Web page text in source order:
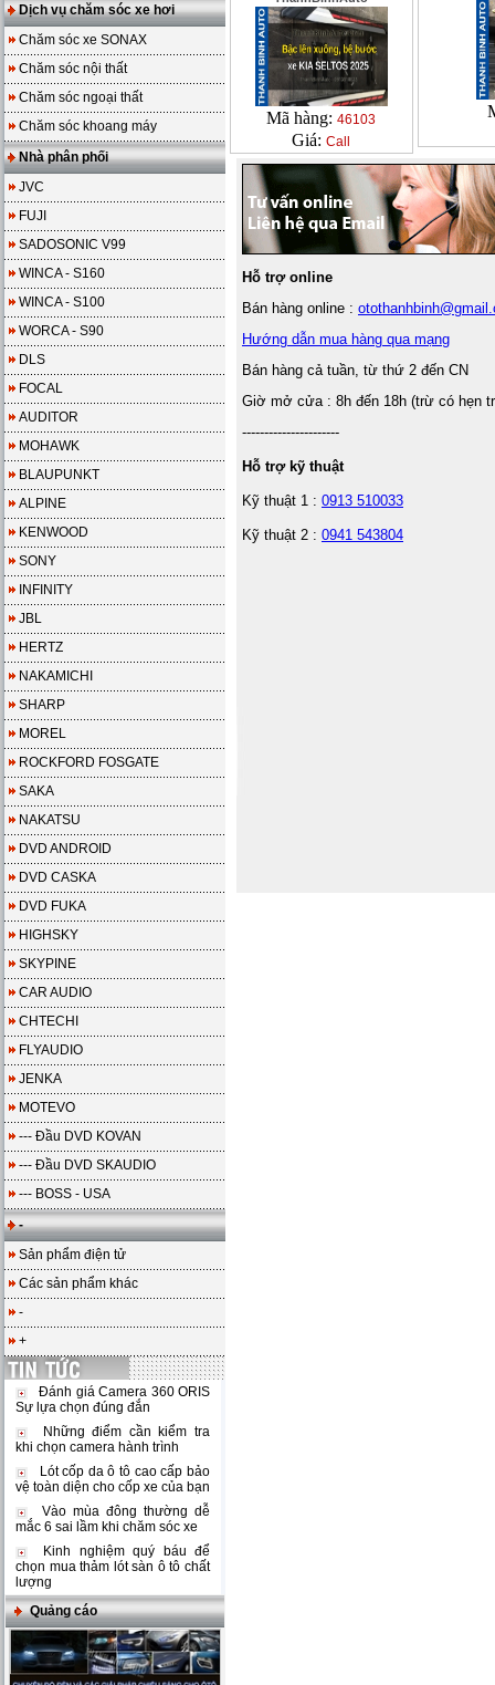
Dịch vụ chăm sóc xe hơi
Chăm sóc xe SONAX
Chăm sóc nội thất
Chăm sóc ngoại thất
Chăm sóc khoang máy
Nhà phân phối
JVC
FUJI
SADOSONIC V99
WINCA - S160
WINCA - S100
WORCA - S90
DLS
FOCAL
AUDITOR
MOHAWK
BLAUPUNKT
ALPINE
KENWOOD
SONY
INFINITY
JBL
HERTZ
NAKAMICHI
SHARP
MOREL
ROCKFORD FOSGATE
SAKA
NAKATSU
DVD ANDROID
DVD CASKA
DVD FUKA
HIGHSKY
SKYPINE
CAR AUDIO
CHTECHI
FLYAUDIO
JENKA
MOTEVO
--- Đầu DVD KOVAN
--- Đầu DVD SKAUDIO
--- BOSS - USA
-
Sản phẩm điện tử
Các sản phẩm khác
-
+
Đánh giá Camera 360 ORIS
Sự lựa chọn đúng đắn
Những điểm cần kiểm tra
khi chọn camera hành trình
Lót cốp da ô tô cao cấp bảo
vệ toàn diện cho cốp xe của bạn
Vào mùa đông thường dễ
mắc 6 sai lầm khi chăm sóc xe
Kinh nghiệm quý báu để
chọn mua thảm lót sàn ô tô chất
lượng
Quảng cáo
Mã hàng:46103
Giá:Call
Hỗ trợ online
Bán hàng online :
Hướng dẫn mua hàng qua mạng
Bán hàng cả tuần, từ thứ 2 đến CN
Giờ mở cửa : 8h đến 18h (trừ có hẹn
----------------------
Hỗ trợ kỹ thuật
Kỹ thuật 1 : 0913 510033
Kỹ thuật 2 : 0941 543804